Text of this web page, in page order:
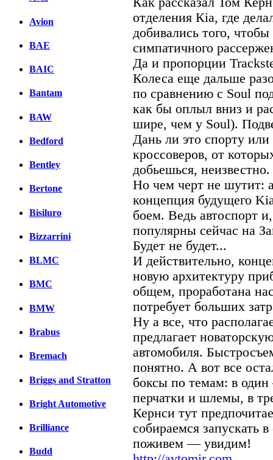
Avion
BAE
BAIC
Bantam
BAW
Bedford
Bentley
Bertone
Bisiluro
Bizzarrini
BLMC
BMC
BMW
Brabus
Bremach
Briggs and Stratton
Bright Automotive
Brilliance
Budd
отделения Кia, где
добивались того,
симпатичного
Да и пропорции
Колеса еще дальше
по сравнению с Soul
как бы оплыл вниз и
шире, чем у Soul).
Дань ли это спорту
кроссоверов, от
добьешься, неизвестно.
Но чем черт не шутит:
концепция будущего
боем. Ведь автоспорт
популярны сейчас на
Будет не будет...
И действительно,
новую архитектуру
общем, проработана
потребует больших
Ну а все, что
предлагает
автомобиля.
понятно. А вот все
боксы по темам: в
перчатки и шлемы, в
Кернси тут
собираемся запускать
поживем — увидим!